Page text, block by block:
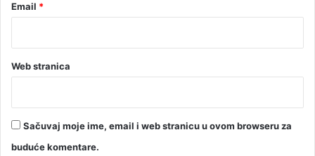
Email *
Web stranica
Sačuvaj moje ime, email i web stranicu u ovom browseru za
buduće komentare.